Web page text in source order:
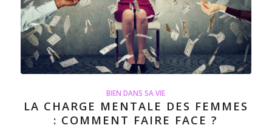
BIEN DANS SA VIE
LA CHARGE MENTALE DES FEMMES
: COMMENT FAIRE FACE ?